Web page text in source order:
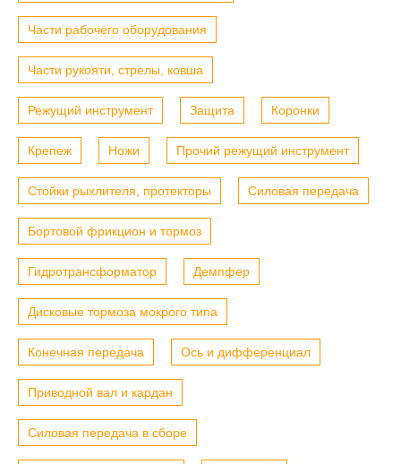
Части рабочего оборудования
Части рукояти, стрелы, ковша
Режущий инструмент Защита Коронки
Крепеж Ножи Прочий режущий инструмент
Стойки рыхлителя, протекторы Силовая передача
Бортовой фрикцион и тормоз
Гидротрансформатор Демпфер
Дисковые тормоза мокрого типа
Конечная передача Ось и дифференциал
Приводной вал и кардан
Силовая передача в сборе